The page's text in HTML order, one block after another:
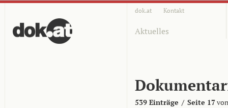
dok.at Kontakt
Aktuelles
539 Einträge / Seite 17